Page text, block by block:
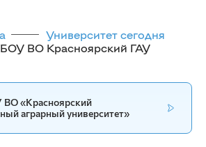
Университет сегодня
ВО Красноярский ГАУ
«Красноярский
аграрный университет»